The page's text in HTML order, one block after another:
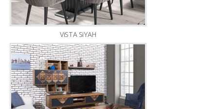
ViSTA SiYAH